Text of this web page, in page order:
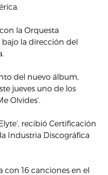
la Orquesta
la dirección del
del nuevo álbum,
jueves uno de los
Olvides’.
recibió Certificación
Industria Discográfica
con 16 canciones en el